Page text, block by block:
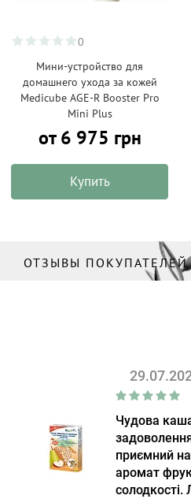
0
Мини-устройство для
домашнего ухода за кожей
Medicube AGE-R Booster Pro
Mini Plus
от 6 975 грн
Купить
ОТЗЫВЫ ПОКУПАТЕЛЕЙ
Чудова
приємний
аромат
солодкості.